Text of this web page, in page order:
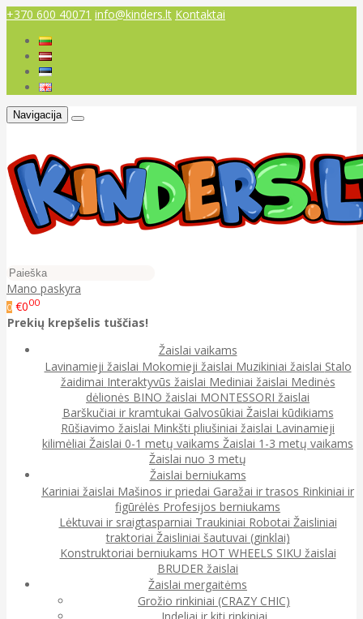
+370 600 40071 info@kinders.lt Kontaktai
Navigacija
Mano paskyra
0 €000
Prekių krepšelis tuščias!
Žaislai vaikams
Lavinamieji žaislai Mokomieji žaislai Muzikiniai žaislai Stalo
žaidimai Interaktyvūs žaislai Mediniai žaislai Medinės
dėlionės BINO žaislai MONTESSORI žaislai
Barškučiai ir kramtukai Galvosūkiai Žaislai kūdikiams
Rūšiavimo žaislai Minkšti pliušiniai žaislai Lavinamieji
kilimėliai Žaislai 0-1 metų vaikams Žaislai 1-3 metų vaikams
Žaislai nuo 3 metų
Žaislai berniukams
Kariniai žaislai Mašinos ir priedai Garažai ir trasos Rinkiniai ir
figūrėlės Profesijos berniukams
Lėktuvai ir sraigtasparniai Traukiniai Robotai Žaisliniai
traktoriai Žaisliniai šautuvai (ginklai)
Konstruktoriai berniukams HOT WHEELS SIKU žaislai
BRUDER žaislai
Žaislai mergaitėms
Grožio rinkiniai (CRAZY CHIC)
Indeliai ir kiti rinkiniai